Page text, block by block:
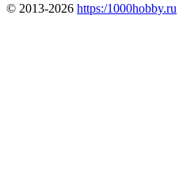
© 2013-2026 https:/1000hobby.ru